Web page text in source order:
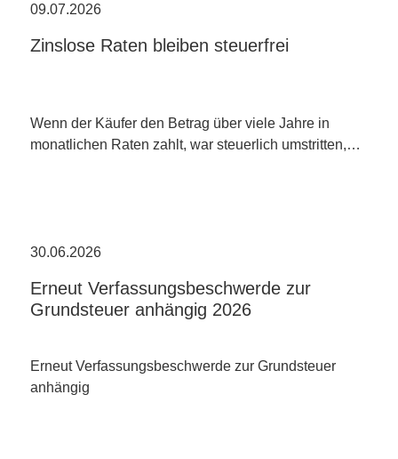
09.07.2026
Zinslose Raten bleiben steuerfrei
Wenn der Käufer den Betrag über viele Jahre in
monatlichen Raten zahlt, war steuerlich umstritten,…
30.06.2026
Erneut Verfassungsbeschwerde zur
Grundsteuer anhängig 2026
Erneut Verfassungsbeschwerde zur Grundsteuer
anhängig